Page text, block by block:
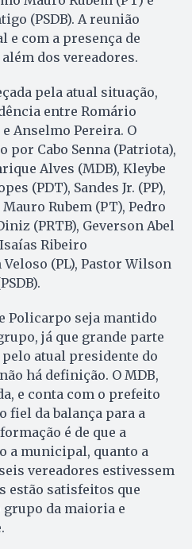
(PSDB). A reunião
e com a presença de
dos vereadores.
pela atual situação,
entre Romário
Anselmo Pereira. O
por Cabo Senna (Patriota),
Alves (MDB), Kleybe
(PDT), Sandes Jr. (PP),
Mauro Rubem (PT), Pedro
(PRTB), Geverson Abel
Ribeiro
(PL), Pastor Wilson
Policarpo seja mantido
já que grande parte
atual presidente do
há definição. O MDB,
e conta com o prefeito
fiel da balança para a
é de que a
a municipal, quanto a
vereadores estivessem
estão satisfeitos que
da maioria e